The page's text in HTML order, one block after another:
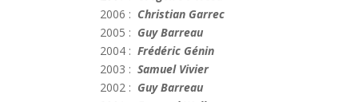
2006 : Christian Garrec
2005 : Guy Barreau
2004 : Frédéric Génin
2003 : Samuel Vivier
2002 : Guy Barreau